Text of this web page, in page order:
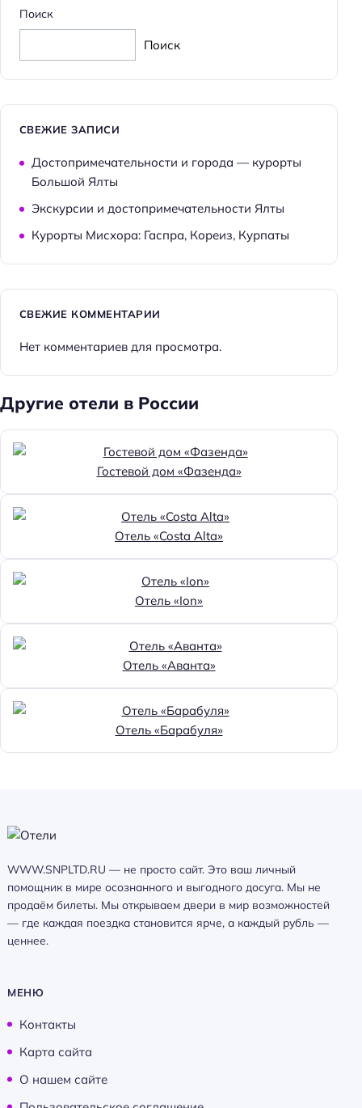
Поиск
Поиск
СВЕЖИЕ ЗАПИСИ
Достопримечательности и города — курорты
Большой Ялты
Экскурсии и достопримечательности Ялты
Курорты Мисхора: Гаспра, Кореиз, Курпаты
СВЕЖИЕ КОММЕНТАРИИ
Нет комментариев для просмотра.
Другие отели в России
Гостевой дом «Фазенда»
Отель «Costa Alta»
Отель «Ion»
Отель «Аванта»
Отель «Барабуля»
WWW.SNPLTD.RU — не просто сайт. Это ваш личный
помощник в мире осознанного и выгодного досуга. Мы не
продаём билеты. Мы открываем двери в мир возможностей
— где каждая поездка становится ярче, а каждый рубль —
ценнее.
МЕНЮ
Контакты
Карта сайта
О нашем сайте